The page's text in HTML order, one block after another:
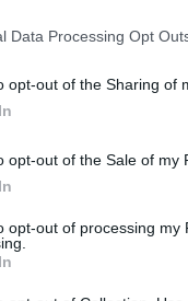
Data Processing Opt
opt-out of the Sharing of
opt-out of the Sale of my
opt-out of processing my
θα
και το κάναμε:
φορέων,
δημιουργούμε